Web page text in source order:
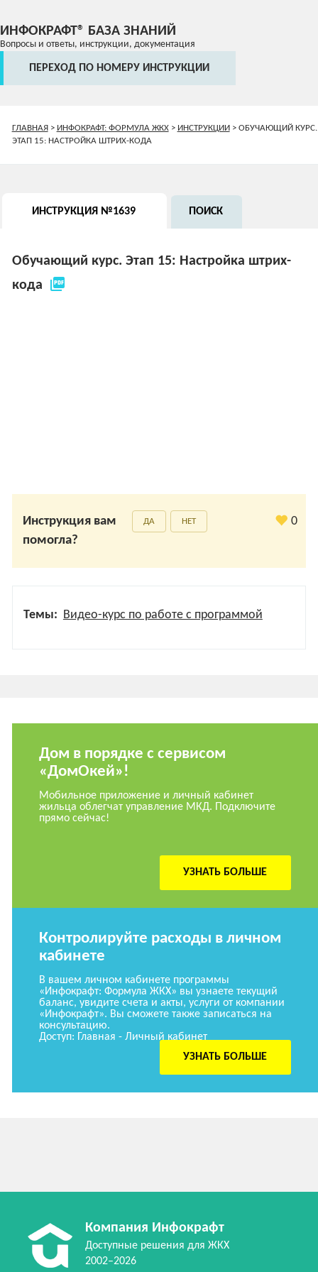
ИНФОКРАФТ® БАЗА ЗНАНИЙ
Вопросы и ответы, инструкции, документация
ПЕРЕХОД ПО НОМЕРУ ИНСТРУКЦИИ
ГЛАВНАЯ> ИНФОКРАФТ: ФОРМУЛА ЖКХ> ИНСТРУКЦИИ> ОБУЧАЮЩИЙ КУРС.
ЭТАП 15: НАСТРОЙКА ШТРИХ-КОДА
ИНСТРУКЦИЯ №1639 ПОИСК
Обучающий курс. Этап 15: Настройка штрих-
кода picture_as_pdf
Инструкция вам
помогла?
ДА НЕТ 0
Темы: Видео-курс по работе с программой
Дом в порядке с сервисом
«ДомОкей»!
Мобильное приложение и личный кабинет
жильца облегчат управление МКД. Подключите
прямо сейчас!
УЗНАТЬ БОЛЬШЕ
Контролируйте расходы в личном
кабинете
В вашем личном кабинете программы
«Инфокрафт: Формула ЖКХ» вы узнаете текущий
баланс, увидите счета и акты, услуги от компании
«Инфокрафт». Вы сможете также записаться на
консультацию.
Доступ: Главная - Личный кабинет
УЗНАТЬ БОЛЬШЕ
Компания Инфокрафт
Доступные решения для ЖКХ
2002–2026